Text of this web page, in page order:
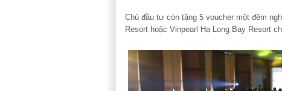
Chủ đầu tư còn tặng 5 voucher một đêm
Resort hoặc Vinpearl Hạ Long Bay Resort